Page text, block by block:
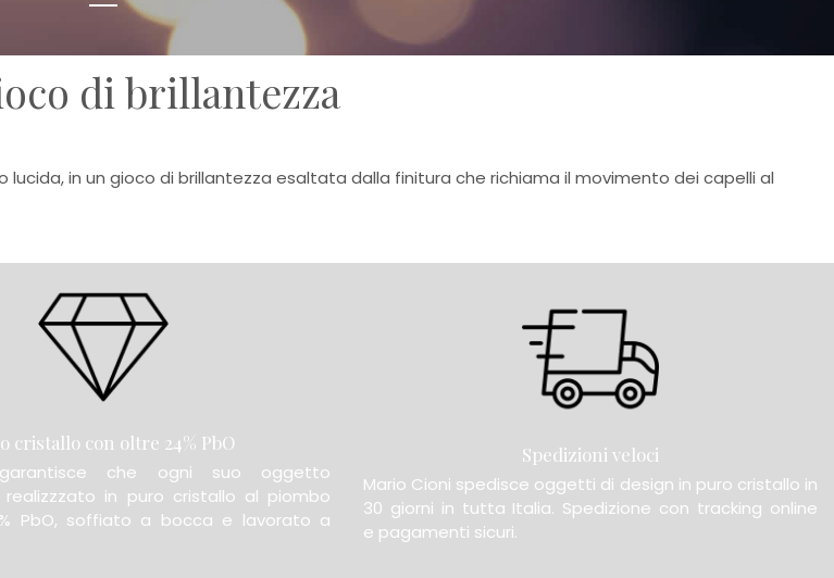
di brillantezza
in un gioco di brillantezza esaltata dalla finitura che richiama il movimento dei capelli al
cristallo con oltre 24% PbO
che ogni suo oggetto
in puro cristallo al piombo
PbO, soffiato a bocca e lavorato a
Spedizioni veloci
Mario Cioni spedisce oggetti di design in puro cristallo in
30 giorni in tutta Italia. Spedizione con tracking online
e pagamenti sicuri.